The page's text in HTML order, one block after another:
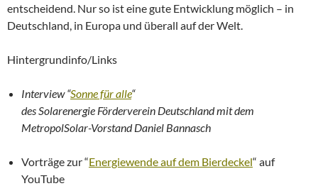
entscheidend. Nur so ist eine gute Entwicklung möglich – in
Deutschland, in Europa und überall auf der Welt.
Hintergrundinfo/Links
Interview “Sonne für alle“
des Solarenergie Förderverein Deutschland mit dem
MetropolSolar-Vorstand Daniel Bannasch
Vorträge zur “Energiewende auf dem Bierdeckel“ auf
YouTube